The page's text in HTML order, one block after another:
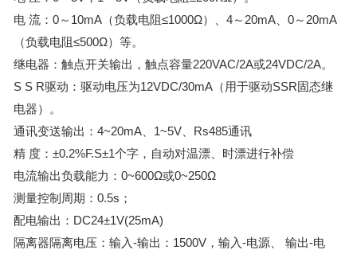
电 流：0～10mA（负载电阻≤1000Ω）、4～20mA、0～20mA
（负载电阻≤500Ω）等。
继电器：触点开关输出，触点容量220VAC/2A或24VDC/2A。
S S R驱动：驱动电压为12VDC/30mA（用于驱动SSR固态继
电器）。
通讯变送输出：4~20mA、1~5V、Rs485通讯
精 度：±0.2%F.S±1个字，自动对温漂、时漂进行补偿
电流输出负载能力：0~600Ω或0~250Ω
测量控制周期：0.5s；
配电输出：DC24±1V(25mA)
隔离器隔离电压：输入-输出：1500V，输入-电源、 输出-电